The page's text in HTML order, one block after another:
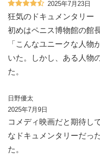
2025年7月23日
狂気のドキュメンタリー
初めはペニス博物館の館
「こんなユニークな人物
いた。しかし、ある人物
た。
日野優太
2025年7月9日
コメディ映画だと期待し
なドキュメンタリーだっ
た。